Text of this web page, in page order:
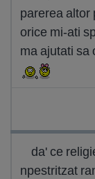
parerea altor
orice mi-ati
ma ajutati sa
da' ce
npestritzat